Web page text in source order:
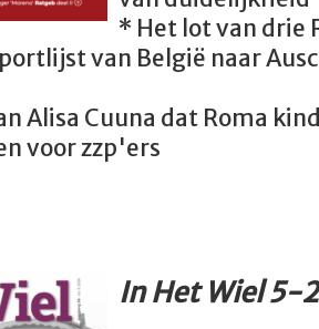
* Het lot van drie
van België naar
Alisa Cuuna dat Roma
voor zzp'ers
In Het Wiel 5-